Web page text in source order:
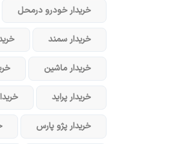
خریدار خودرو در‌محل
خریدار سمند
خریدار ماشین
خریدار پراید
خریدار پژو پارس